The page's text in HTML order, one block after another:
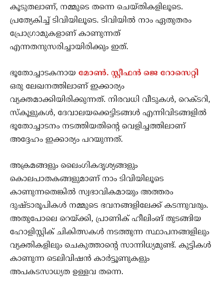
കൂടുതലാണ്, നമ്മുടെ തന്നെ ചെയ്തികളിലൂടെ.
പ്രത്യേകിച്ച് ടിവിയിലൂടെ. ടിവിയില്‍ നാം ഏതുതരം
പ്രോഗ്രാമുകളാണ് കാണുന്നത്
എന്നതനുസരിച്ചായിരിക്കും ഇത്.
ഭൂതോച്ചാടകനായ മോണ്‍. സ്റ്റീഫന്‍ ജെ റോസെറ്റി
ഒരു ലേഖനത്തിലാണ് ഇക്കാര്യം
വ്യക്തമാക്കിയിരിക്കുന്നത്. നിരവധി വീടുകള്‍, റെക്ടറി,
സ്‌കൂളുകള്‍, ദേവാലയക്കെട്ടിടങ്ങള്‍ എന്നിവിടങ്ങളില്‍
ഭൂതോച്ചാടനം നടത്തിയതിന്റെ വെളിച്ചത്തിലാണ്
അദ്ദേഹം ഇക്കാര്യം പറയുന്നത്.
അക്രമങ്ങളും ലൈംഗികദൃശ്യങ്ങളും
കൊലപാതകങ്ങളുമാണ് നാം ടിവിയിലൂടെ
കാണുന്നതെങ്കില്‍ സ്വഭാവികമായും അത്തരം
ദുഷ്ടാരൂപികള്‍ നമ്മുടെ ഭവനങ്ങളിലേക്ക് കടന്നുവരും.
അതുപോലെ റെയ്ക്കി, പ്രാണിക് ഹീലിംങ് തുടങ്ങിയ
ഹോളിസ്റ്റിക് ചികിത്സകള്‍ നടത്തുന്ന സ്ഥാപനങ്ങളിലും
വ്യക്തികളിലും ചെകുത്താന്റെ സാന്നിധ്യമുണ്ട്. കുട്ടികള്‍
കാണുന്ന ടെലിവിഷന്‍ കാര്‍ട്ടൂണുകളും
അപകടസാധ്യത ഉള്ളവ തന്നെ.